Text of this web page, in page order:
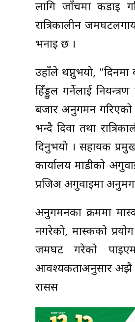
लागि जाँचमा कडाइ
रात्रिकालीन
भनाइ छ ।
उहाँले थप्नुभयो,
हिँड्डुल गर्नेलाई
बजार अनुगमन गरिएको
भन्दै दिवा तथा
दिनुभयो । सहायक प्रमुख
कार्यालय माडीको
प्रजिअ अगुवाइमा
अनुगमनका क्रममा
नगरेको, मास्कको
जमघट गरेको
आवश्यकताअनुसार अझै
रासस